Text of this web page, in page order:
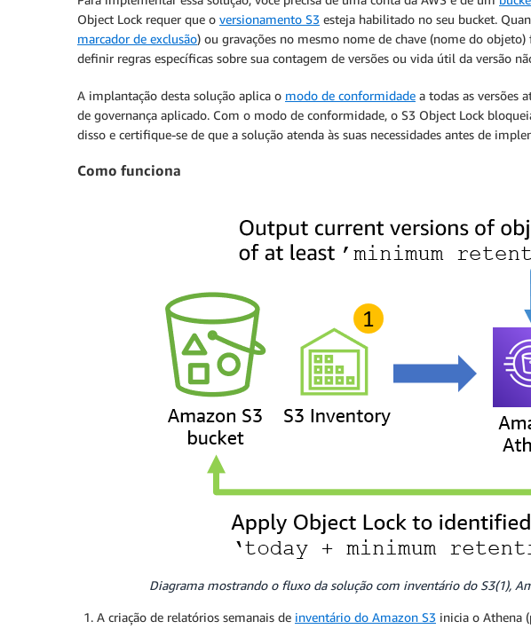
Object Lock requer que o versionamento S3 esteja habilitado no seu bucket.
marcador de exclusão) ou gravações no mesmo nome de chave (nome do
definir regras específicas sobre sua contagem de versões ou vida útil da versão
A implantação desta solução aplica o modo de conformidade a todas as versões
de governança aplicado. Com o modo de conformidade, o S3 Object Lock
disso e certifique-se de que a solução atenda às suas necessidades antes de
Como funciona
Diagrama mostrando o fluxo da solução com inventário do S3(1),
A criação de relatórios semanais de inventário do Amazon S3 inicia o Athena